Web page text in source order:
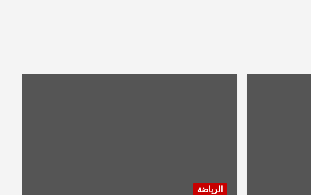
الرياضة